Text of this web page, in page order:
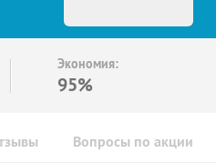
Экономия:
95%
Вопросы по акции